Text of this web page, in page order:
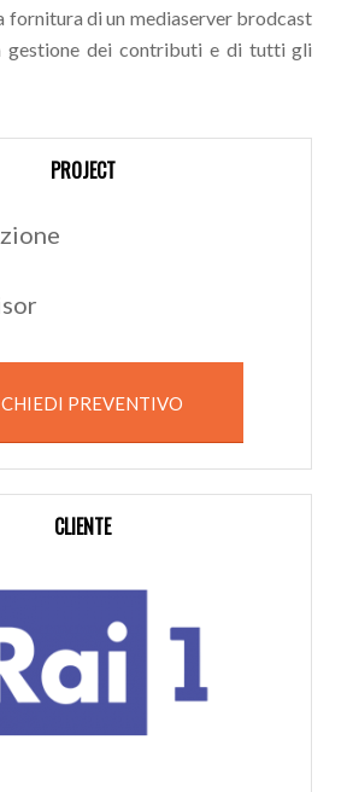
fornitura di un mediaserver brodcast
gestione dei contributi e di tutti gli
PROJECT
PREVENTIVO
CLIENTE